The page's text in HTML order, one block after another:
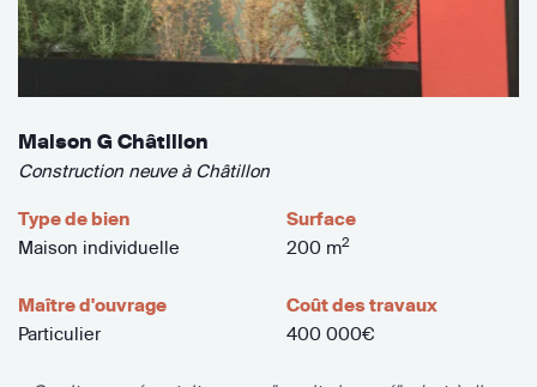
Maison G Châtillon
Construction neuve à Châtillon
Type de bien
Maison individuelle
Surface
200 m2
Maître d'ouvrage
Particulier
Coût des travaux
400 000€